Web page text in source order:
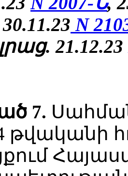
30.11.23 N
21.12.23
7.
թվականի